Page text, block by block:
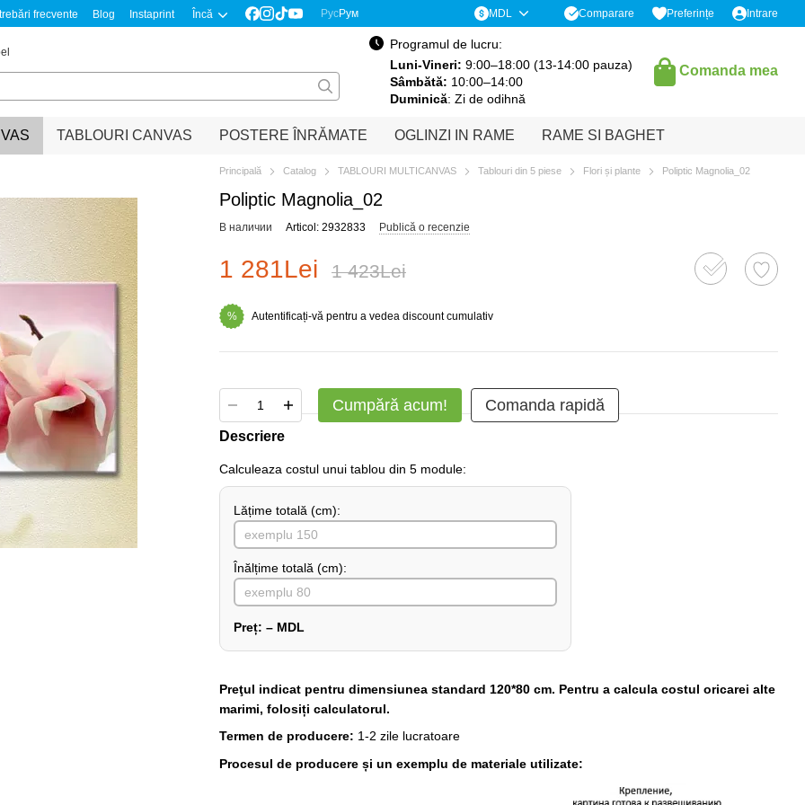
frecvente Blog Instaprint Încă РусРум MDL Comparare Preferințe Intrare
Programul de lucru:
Luni-Vineri: 9:00–18:00 (13-14:00 pauza)
Sâmbătă: 10:00–14:00
Duminică: Zi de odihnă
Comanda mea
TABLOURI CANVAS POSTERE ÎNRĂMATE OGLINZI IN RAME RAME SI BAGHET
Principală Catalog TABLOURI MULTICANVAS Tablouri din 5 piese Flori și plante Poliptic Magnolia_02
Poliptic Magnolia_02
В наличии Articol: 2932833 Publică o recenzie
1 281Lei 1 423Lei
% Autentificați-vă pentru a vedea discount cumulativ
Cumpără acum! Comanda rapidă
Descriere
Сalculeaza costul unui tablou din 5 module:
Lățime totală (cm):
Înălțime totală (cm):
Preț: – MDL
Preţul indicat pentru dimensiunea standard 120*80 cm. Pentru a calcula costul oricarei alte
marimi, folosiți calculatorul.
Termen de producere: 1-2 zile lucratoare
Procesul de producere și un exemplu de materiale utilizate: